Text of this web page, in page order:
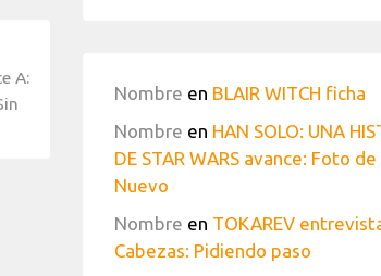
A:
Nombre en BLAIR WITCH ficha
Nombre en HAN SOLO: UNA
DE STAR WARS avance: Foto de
Nuevo
Nombre en TOKAREV
Cabezas: Pidiendo paso